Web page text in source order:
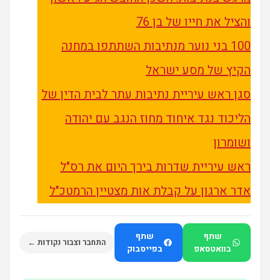
והציל את חייו של בן 76
100 בני נוער מנתיבות השתתפו במחנה
הקיץ של מסע ישראל
סגן ראש עיריית נתיבות עתר לבית הדין של
הליכוד נגד איחוד מחוז הנגב עם יהודה
ושומרון
ראש עיריית שדרות בירך היום את רס"ל
אדר ארגון על קבלת אות מצטיין הרמטכ"ל
שתף
בוואטסאפ
שתף
בפייסבוק
התחבר וצבור נקודות ←